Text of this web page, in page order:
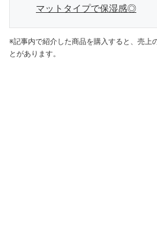
マットタイプで保湿感◎
※記事内で紹介した商品を購入すると、売上
とがあります。